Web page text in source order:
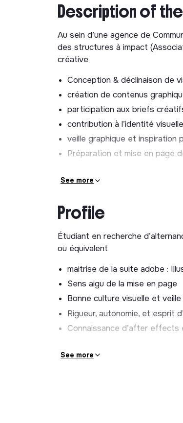
Description of
Au sein d’une agence de
des structures à impact
créative
Conception & déclinaison de
création de contenus
participation aux briefs
contribution à l’identité
veille graphique et inspiration
Préparation et mise en page
See more
Profile
Étudiant en recherche
ou équivalent
maitrise de la suite adobe :
Sens aigu de la mise en page
Bonne culture visuelle et
Rigueur, autonomie, et esprit
Connaissance d’after effects
See more